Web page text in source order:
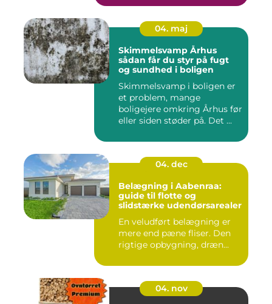
04. maj
Skimmelsvamp Århus
sådan får du styr på fugt
og sundhed i boligen
Skimmelsvamp i boligen er
et problem, mange
boligejere omkring Århus før
eller siden støder på. Det ...
04. dec
Belægning i Aabenraa:
guide til flotte og
slidstærke udendørsarealer
En veludført belægning er
mere end pæne fliser. Den
rigtige opbygning, dræn...
04. nov